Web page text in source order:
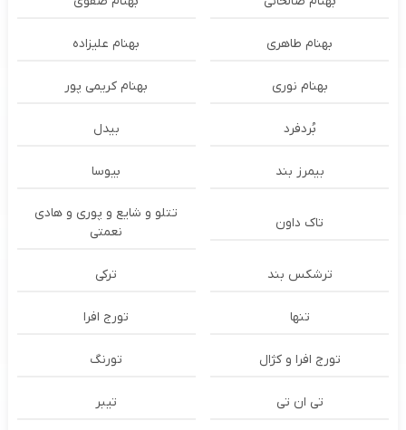
بهنام طاهری بهنام علیزاده
بهنام نوری بهنام کریمی پور
بُردفرد بیدل
بیمرز بند بیوسا
تاک داون
تتلو و شایع و پوری و هادی
نعمتی
ترشكس بند ترکی
تنها تورج افرا
تورج افرا و کژال تورنگ
تی ان تی تیبر